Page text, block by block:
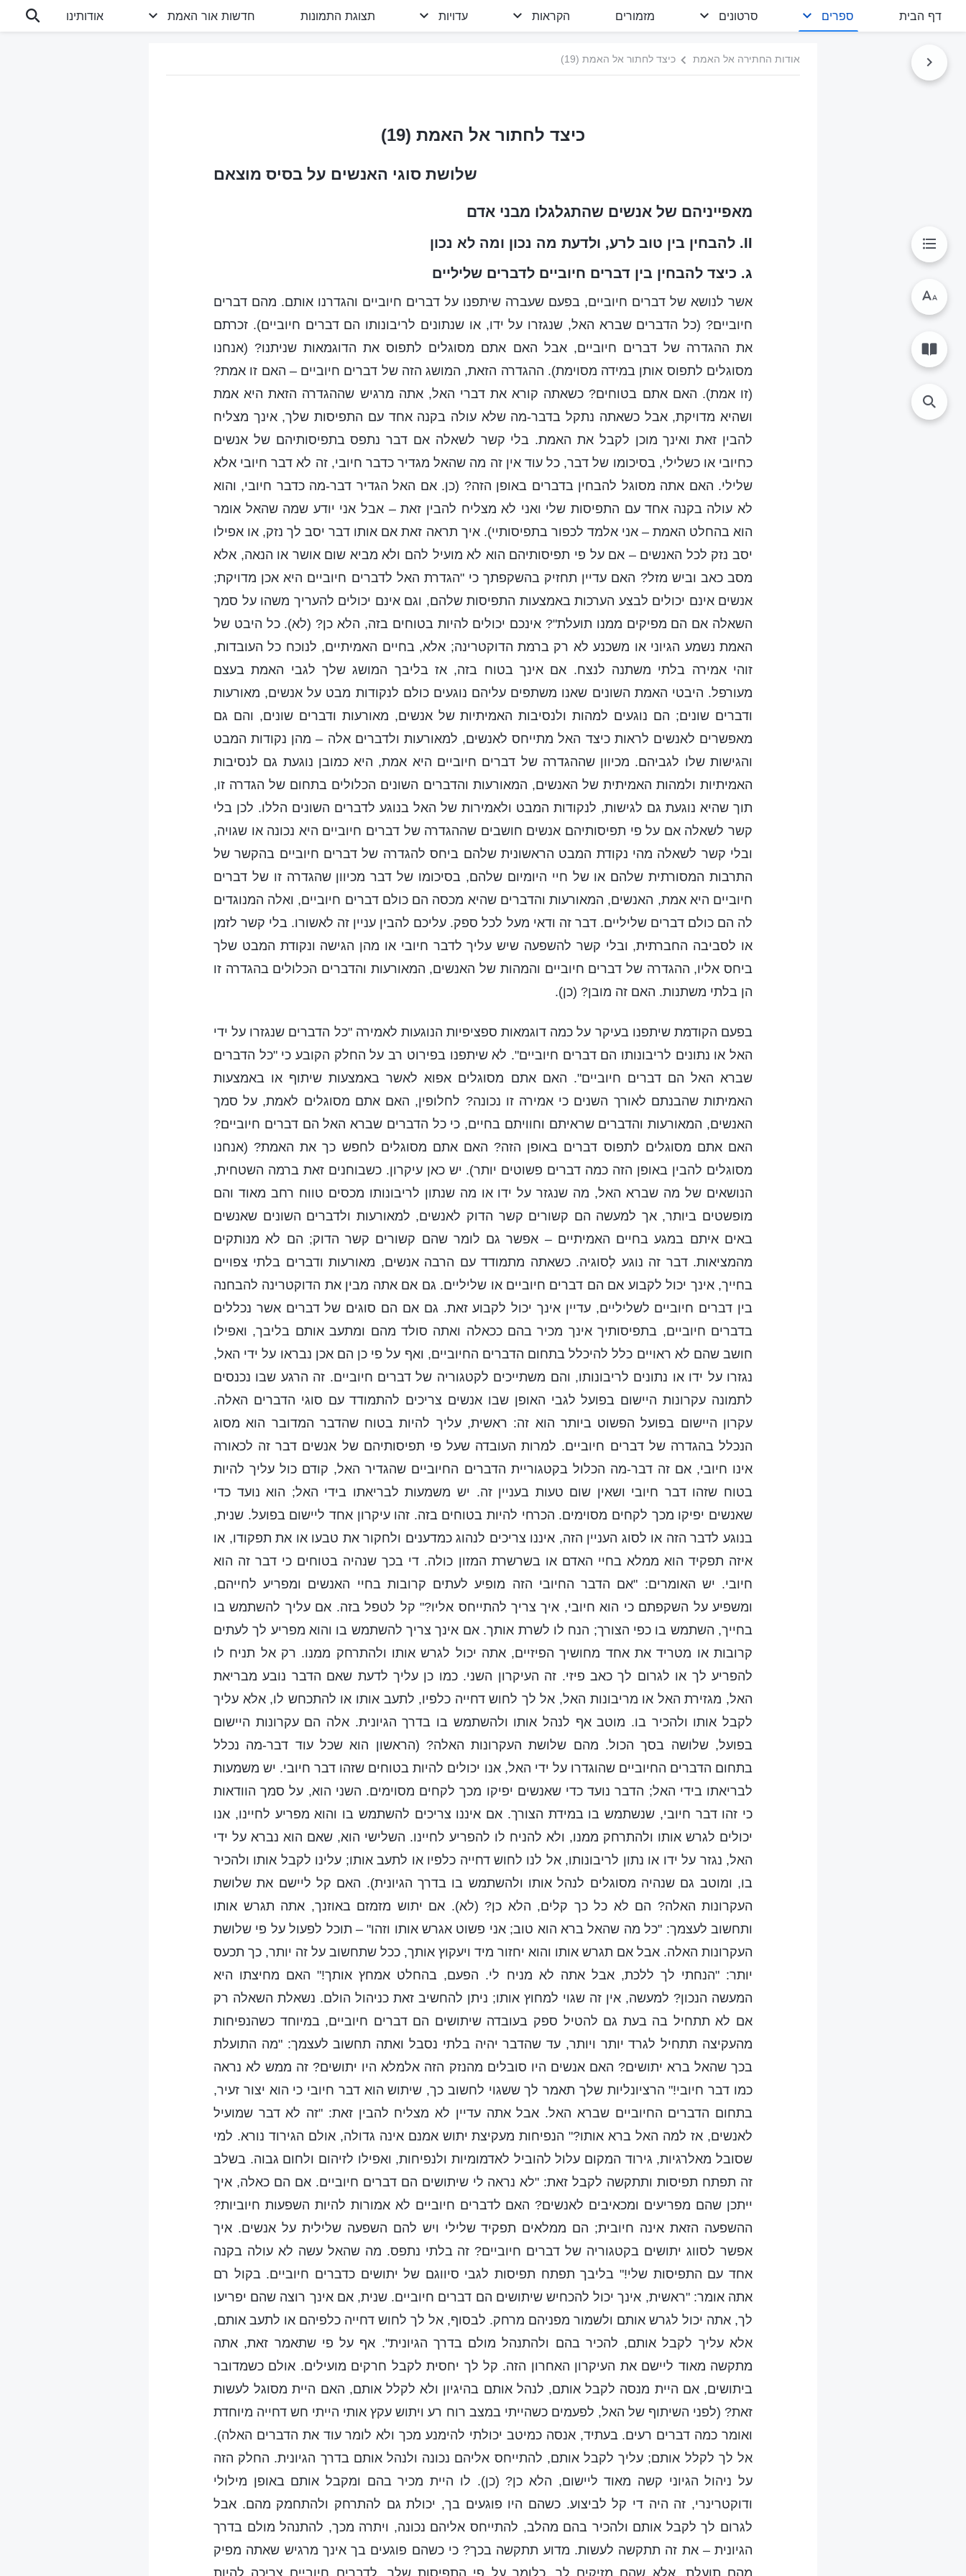
דף הבית ספרים סרטונים מזמורים הקראות עדויות תצוגת התמונות חדשות אור האמת אודותינו
אודות החתירה אל האמת כיצד לחתור אל האמת (19)
כיצד לחתור אל האמת (19)
שלושת סוגי האנשים על בסיס מוצאם
מאפייניהם של אנשים שהתגלגלו מבני אדם
II. להבחין בין טוב לרע, ולדעת מה נכון ומה לא נכון
ג. כיצד להבחין בין דברים חיוביים לדברים שליליים
אשר לנושא של דברים חיוביים, בפעם שעברה שיתפנו על דברים חיוביים והגדרנו אותם. מהם דברים
חיוביים? (כל הדברים שברא האל, שנגזרו על ידו, או שנתונים לריבונותו הם דברים חיוביים). זכרתם
את ההגדרה של דברים חיוביים, אבל האם אתם מסוגלים לתפוס את הדוגמאות שניתנו? (אנחנו
מסוגלים לתפוס אותן במידה מסוימת). ההגדרה הזאת, המושג הזה של דברים חיוביים – האם זו אמת?
(זו אמת). האם אתם בטוחים? כשאתה קורא את דברי האל, אתה מרגיש שההגדרה הזאת היא אמת
ושהיא מדויקת, אבל כשאתה נתקל בדבר-מה שלא עולה בקנה אחד עם התפיסות שלך, אינך מצליח
להבין זאת ואינך מוכן לקבל את האמת. בלי קשר לשאלה אם דבר נתפס בתפיסותיהם של אנשים
כחיובי או כשלילי, בסיכומו של דבר, כל עוד אין זה מה שהאל מגדיר כדבר חיובי, זה לא דבר חיובי אלא
שלילי. האם אתה מסוגל להבחין בדברים באופן הזה? (כן. אם האל הגדיר דבר-מה כדבר חיובי, והוא
לא עולה בקנה אחד עם התפיסות שלי ואני לא מצליח להבין זאת – אבל אני יודע שמה שהאל אומר
הוא בהחלט האמת – אני אלמד לכפור בתפיסותיי). איך תראה זאת אם אותו דבר יסב לך נזק, או אפילו
יסב נזק לכל האנשים – אם על פי תפיסותיהם הוא לא מועיל להם ולא מביא שום אושר או הנאה, אלא
מסב כאב וביש מזל? האם עדיין תחזיק בהשקפתך כי "הגדרת האל לדברים חיוביים היא אכן מדויקת;
אנשים אינם יכולים לבצע הערכות באמצעות התפיסות שלהם, וגם אינם יכולים להעריך משהו על סמך
השאלה אם הם מפיקים ממנו תועלת"? אינכם יכולים להיות בטוחים בזה, הלא כן? (לא). כל היבט של
האמת נשמע הגיוני או משכנע לא רק ברמת הדוקטרינה; אלא, בחיים האמיתיים, לנוכח כל העובדות,
זוהי אמירה בלתי משתנה לנצח. אם אינך בטוח בזה, אז בליבך המושג שלך לגבי האמת בעצם
מעורפל. היבטי האמת השונים שאנו משתפים עליהם נוגעים כולם לנקודות מבט על אנשים, מאורעות
ודברים שונים; הם נוגעים למהות ולנסיבות האמיתיות של אנשים, מאורעות ודברים שונים, והם גם
מאפשרים לאנשים לראות כיצד האל מתייחס לאנשים, למאורעות ולדברים אלה – מהן נקודות המבט
והגישות שלו לגביהם. מכיוון שההגדרה של דברים חיוביים היא אמת, היא כמובן נוגעת גם לנסיבות
האמיתיות ולמהות האמיתית של האנשים, המאורעות והדברים השונים הכלולים בתחום של הגדרה זו,
תוך שהיא נוגעת גם לגישות, לנקודות המבט ולאמירות של האל בנוגע לדברים השונים הללו. לכן בלי
קשר לשאלה אם על פי תפיסותיהם אנשים חושבים שההגדרה של דברים חיוביים היא נכונה או שגויה,
ובלי קשר לשאלה מהי נקודת המבט הראשונית שלהם ביחס להגדרה של דברים חיוביים בהקשר של
התרבות המסורתית שלהם או של חיי היומיום שלהם, בסיכומו של דבר מכיוון שהגדרה זו של דברים
חיוביים היא אמת, האנשים, המאורעות והדברים שהיא מכסה הם כולם דברים חיוביים, ואלה המנוגדים
לה הם כולם דברים שליליים. דבר זה ודאי מעל לכל ספק. עליכם להבין עניין זה לאשורו. בלי קשר לזמן
או לסביבה החברתית, ובלי קשר להשפעה שיש עליך לדבר חיובי או מהן הגישה ונקודת המבט שלך
ביחס אליו, ההגדרה של דברים חיוביים והמהות של האנשים, המאורעות והדברים הכלולים בהגדרה זו
הן בלתי משתנות. האם זה מובן? (כן).
בפעם הקודמת שיתפנו בעיקר על כמה דוגמאות ספציפיות הנוגעות לאמירה "כל הדברים שנגזרו על ידי
האל או נתונים לריבונותו הם דברים חיוביים". לא שיתפנו בפירוט רב על החלק הקובע כי "כל הדברים
שברא האל הם דברים חיוביים". האם אתם מסוגלים אפוא לאשר באמצעות שיתוף או באמצעות
האמיתות שהבנתם לאורך השנים כי אמירה זו נכונה? לחלופין, האם אתם מסוגלים לאמת, על סמך
האנשים, המאורעות והדברים שראיתם וחוויתם בחיים, כי כל הדברים שברא האל הם דברים חיוביים?
האם אתם מסוגלים לתפוס דברים באופן הזה? האם אתם מסוגלים לחפש כך את האמת? (אנחנו
מסוגלים להבין באופן הזה כמה דברים פשוטים יותר). יש כאן עיקרון. כשבוחנים זאת ברמה השטחית,
הנושאים של מה שברא האל, מה שנגזר על ידו או מה שנתון לריבונותו מכסים טווח רחב מאוד והם
מופשטים ביותר, אך למעשה הם קשורים קשר הדוק לאנשים, למאורעות ולדברים השונים שאנשים
באים איתם במגע בחיים האמיתיים – אפשר גם לומר שהם קשורים קשר הדוק; הם לא מנותקים
מהמציאות. דבר זה נוגע לְסוגיה. כשאתה מתמודד עם הרבה אנשים, מאורעות ודברים בלתי צפויים
בחייך, אינך יכול לקבוע אם הם דברים חיוביים או שליליים. גם אם אתה מבין את הדוקטרינה להבחנה
בין דברים חיוביים לשליליים, עדיין אינך יכול לקבוע זאת. גם אם הם סוגים של דברים אשר נכללים
בדברים חיוביים, בתפיסותיך אינך מכיר בהם ככאלה ואתה סולד מהם ומתעב אותם בליבך, ואפילו
חושב שהם לא ראויים כלל להיכלל בתחום הדברים החיוביים, ואף על פי כן הם אכן נבראו על ידי האל,
נגזרו על ידו או נתונים לריבונותו, והם משתייכים לקטגוריה של דברים חיוביים. זה הרגע שבו נכנסים
לתמונה עקרונות היישום בפועל לגבי האופן שבו אנשים צריכים להתמודד עם סוגי הדברים האלה.
עקרון היישום בפועל הפשוט ביותר הוא זה: ראשית, עליך להיות בטוח שהדבר המדובר הוא מסוג
הנכלל בהגדרה של דברים חיוביים. למרות העובדה שעל פי תפיסותיהם של אנשים דבר זה לכאורה
אינו חיובי, אם זה דבר-מה הכלול בקטגוריית הדברים החיוביים שהגדיר האל, קודם כול עליך להיות
בטוח שזהו דבר חיובי ושאין שום טעות בעניין זה. יש משמעות לבריאתו בידי האל; הוא נועד כדי
שאנשים יפיקו מכך לקחים מסוימים. הכרחי להיות בטוחים בזה. זהו עיקרון אחד ליישום בפועל. שנית,
בנוגע לדבר הזה או לסוג העניין הזה, איננו צריכים לנהוג כמדענים ולחקור את טבעו או את תפקודו, או
איזה תפקיד הוא ממלא בחיי האדם או בשרשרת המזון כולה. די בכך שנהיה בטוחים כי דבר זה הוא
חיובי. יש האומרים: "אם הדבר החיובי הזה מופיע לעתים קרובות בחיי האנשים ומפריע לחייהם,
ומשפיע על השקפתם כי הוא חיובי, איך צריך להתייחס אליו?" קל לטפל בזה. אם עליך להשתמש בו
בחייך, השתמש בו כפי הצורך; הנח לו לשרת אותך. אם אינך צריך להשתמש בו והוא מפריע לך לעתים
קרובות או מטריד את אחד מחושיך הפיזיים, אתה יכול לגרש אותו ולהתרחק ממנו. רק אל תניח לו
להפריע לך או לגרום לך כאב פיזי. זה העיקרון השני. כמו כן עליך לדעת שאם הדבר נובע מבריאת
האל, מגזירת האל או מריבונות האל, אל לך לחוש דחייה כלפיו, לתעב אותו או להתכחש לו, אלא עליך
לקבל אותו ולהכיר בו. מוטב אף לנהל אותו ולהשתמש בו בדרך הגיונית. אלה הם עקרונות היישום
בפועל, שלושה בסך הכול. מהם שלושת העקרונות האלה? (הראשון הוא שכל עוד דבר-מה נכלל
בתחום הדברים החיוביים שהוגדרו על ידי האל, אנו יכולים להיות בטוחים שזהו דבר חיובי. יש משמעות
לבריאתו בידי האל; הדבר נועד כדי שאנשים יפיקו מכך לקחים מסוימים. השני הוא, על סמך הוודאות
כי זהו דבר חיובי, שנשתמש בו במידת הצורך. אם איננו צריכים להשתמש בו והוא מפריע לחיינו, אנו
יכולים לגרש אותו ולהתרחק ממנו, ולא להניח לו להפריע לחיינו. השלישי הוא, שאם הוא נברא על ידי
האל, נגזר על ידו או נתון לריבונותו, אל לנו לחוש דחייה כלפיו או לתעב אותו; עלינו לקבל אותו ולהכיר
בו, ומוטב גם שנהיה מסוגלים לנהל אותו ולהשתמש בו בדרך הגיונית). האם קל ליישם את שלושת
העקרונות האלה? הם לא כל כך קלים, הלא כן? (לא). אם יתוש מזמזם באוזנך, אתה תגרש אותו
ותחשוב לעצמך: "כל מה שהאל ברא הוא טוב; אני פשוט אגרש אותו וזהו" – תוכל לפעול על פי שלושת
העקרונות האלה. אבל אם תגרש אותו והוא יחזור מיד ויעקוץ אותך, ככל שתחשוב על זה יותר, כך תכעס
יותר: "הנחתי לך ללכת, אבל אתה לא מניח לי. הפעם, בהחלט אמחץ אותך!" האם מחיצתו היא
המעשה הנכון? למעשה, אין זה שגוי למחוץ אותו; ניתן להחשיב זאת כניהול הולם. נשאלת השאלה רק
אם לא תתחיל בה בעת גם להטיל ספק בעובדה שיתושים הם דברים חיוביים, במיוחד כשהנפיחות
מהעקיצה תתחיל לגרד יותר ויותר, עד שהדבר יהיה בלתי נסבל ואתה תחשוב לעצמך: "מה התועלת
בכך שהאל ברא יתושים? האם אנשים היו סובלים מהנזק הזה אלמלא היו יתושים? זה ממש לא נראה
כמו דבר חיובי!" הרציונליות שלך תאמר לך ששגוי לחשוב כך, שיתוש הוא דבר חיובי כי הוא יצור זעיר,
בתחום הדברים החיוביים שברא האל. אבל אתה עדיין לא מצליח להבין זאת: "זה לא דבר שמועיל
לאנשים, אז למה האל ברא אותו?" הנפיחות מעקיצת יתוש אמנם אינה גדולה, אולם הגירוד נורא. למי
שסובל מאלרגיות, גירוד המקום עלול להוביל לאדמומיות ולנפיחות, ואפילו לזיהום ולחום גבוה. בשלב
זה תפתח תפיסות ותתקשה לקבל זאת: "לא נראה לי שיתושים הם דברים חיוביים. אם הם כאלה, איך
ייתכן שהם מפריעים ומכאיבים לאנשים? האם לדברים חיוביים לא אמורות להיות השפעות חיוביות?
ההשפעה הזאת אינה חיובית; הם ממלאים תפקיד שלילי ויש להם השפעה שלילית על אנשים. איך
אפשר לסווג יתושים בקטגוריה של דברים חיוביים? זה בלתי נתפס. מה שהאל עשה לא עולה בקנה
אחד עם התפיסות שלי!" בליבך תפתח תפיסות לגבי סיווגם של יתושים כדברים חיוביים. בקול רם
אתה אומר: "ראשית, אינך יכול להכחיש שיתושים הם דברים חיוביים. שנית, אם אינך רוצה שהם יפריעו
לך, אתה יכול לגרש אותם ולשמור מפניהם מרחק. לבסוף, אל לך לחוש דחייה כלפיהם או לתעב אותם,
אלא עליך לקבל אותם, להכיר בהם ולהתנהל מולם בדרך הגיונית". אף על פי שתאמר זאת, אתה
מתקשה מאוד ליישם את העיקרון האחרון הזה. קל לך יחסית לקבל חרקים מועילים. אולם כשמדובר
ביתושים, אם היית מנסה לקבל אותם, לנהל אותם בהיגיון ולא לקלל אותם, האם היית מסוגל לעשות
זאת? (לפני השיתוף של האל, לפעמים כשהייתי במצב רוח רע ויתוש עקץ אותי הייתי חש דחייה מיוחדת
ואומר כמה דברים רעים. בעתיד, אנסה כמיטב יכולתי להימנע מכך ולא לומר עוד את הדברים האלה).
אל לך לקלל אותם; עליך לקבל אותם, להתייחס אליהם נכונה ולנהל אותם בדרך הגיונית. החלק הזה
על ניהול הגיוני קשה מאוד ליישום, הלא כן? (כן). לו היית מכיר בהם ומקבל אותם באופן מילולי
ודוקטרינרי, זה היה די קל לביצוע. כשהם היו פוגעים בך, יכולת גם להתרחק ולהתחמק מהם. אבל
לגרום לך לקבל אותם ולהכיר בהם מהלב, להתייחס אליהם נכונה, ויתרה מכך, להתנהל מולם בדרך
הגיונית – את זה תתקשה לעשות. מדוע תתקשה בכך? כי כשהם פוגעים בך אינך מרגיש שאתה מפיק
מהם תועלת, אלא שהם מזיקים לך. כלומר על פי התפיסות שלך, לדברים חיוביים צריכה להיות